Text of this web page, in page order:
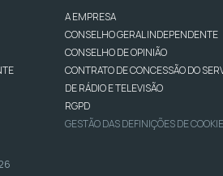
A EMPRESA
CONSELHO GERAL INDEPENDENTE
CONSELHO DE OPINIÃO
CONTRATO DE CONCESSÃO DO
DE RÁDIO E TELEVISÃO
RGPD
GESTÃO DAS DEFINIÇÕES DE